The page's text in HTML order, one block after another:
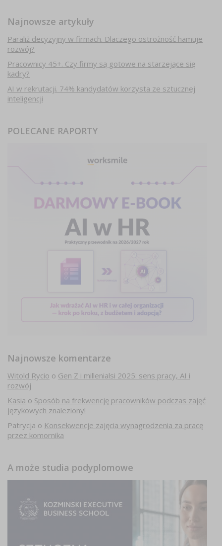
Najnowsze artykuły
Paraliż decyzyjny w firmach. Dlaczego ostrożność hamuje
rozwój?
Pracownicy 45+. Czy firmy są gotowe na starzejące się
kadry?
AI w rekrutacji. 74% kandydatów korzysta ze sztucznej
inteligencji
POLECANE RAPORTY
Najnowsze komentarze
Witold Rycio o Gen Z i millenialsi 2025: sens pracy, AI i
rozwój
Kasia o Sposób na frekwencję pracowników podczas zajęć
językowych znaleziony!
Patrycja o Konsekwencje zajęcia wynagrodzenia za pracę
przez komornika
A może studia podyplomowe